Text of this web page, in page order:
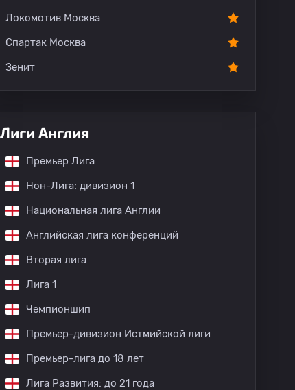
Локомотив Москва
Спартак Москва
Зенит
Лиги Англия
Премьер Лига
Нон-Лига: дивизион 1
Национальная лига Англии
Английская лига конференций
Вторая лига
Лига 1
Чемпионшип
Премьер-дивизион Истмийской лиги
Премьер-лига до 18 лет
Лига Развития: до 21 года